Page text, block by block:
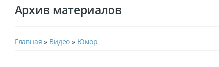
Архив материалов
Главная » Видео » Юмор